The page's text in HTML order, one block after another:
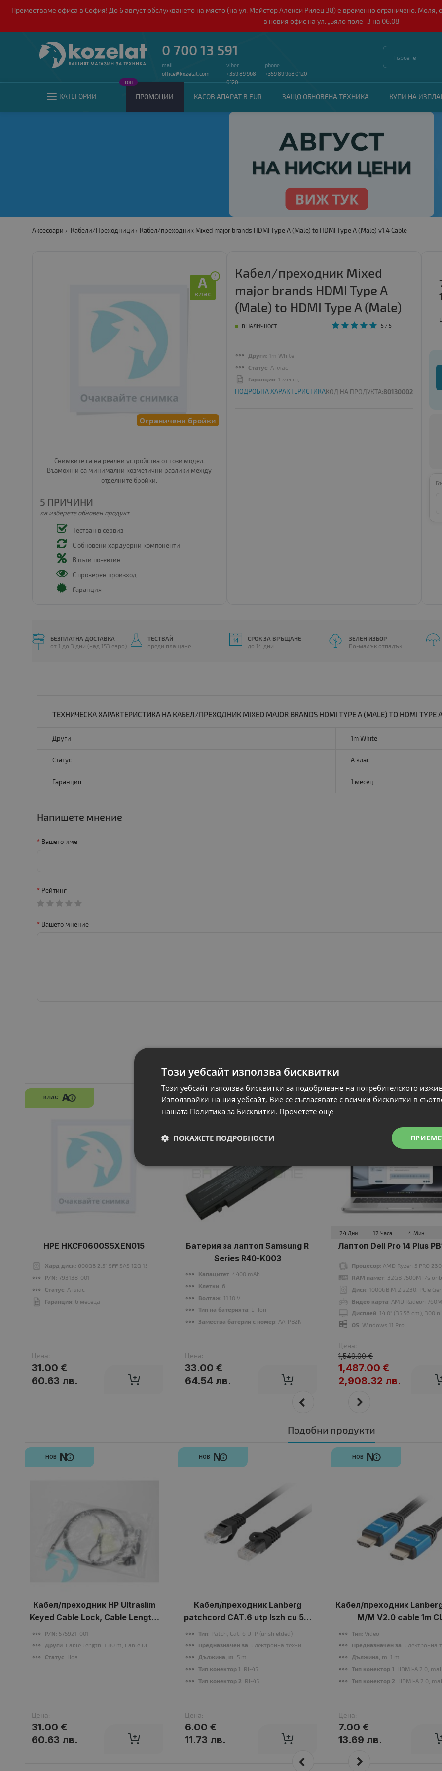
Преместваме офиса в София! До 6 август обслужването на място (на ул. Майстор Алекси Рилец 38) е временно ограничено.
в новия офис на ул. „Бяло поле“ 3 на 06.08
0 700 13 591
mail
office@kozelat.com
viber
+359 89 968
0120
phone
+359 89 968 0120
КАТЕГОРИИ ПРОМОЦИИ
ТОП
КАСОВ АПАРАТ В EUR ЗАЩО ОБНОВЕНА ТЕХНИКА КУПИ НА
Аксесоари Кабели/Преходници Кабел/преходник Mixed major brands HDMI Type A (Male) to HDMI Type A (Male) v1.4 Cable
Ограничени бройки
?
A
клас
Снимките са на реални устройства от този модел.
Възможни са минимални козметични разлики между
отделните бройки.
5 ПРИЧИНИ
да изберете обновен продукт
Тестван в сервиз
С обновени хардуерни компоненти
В пъти по-евтин
С проверен произход
Гаранция
Кабел/преходник Mixed
major brands HDMI Type A
(Male) to HDMI Type A (Male)
v1.4 Cable | ID - 134763
В НАЛИЧНОСТ 5 / 5
Други: 1m White
Статус: A клас
Гаранция: 1 месец
ПОДРОБНА ХАРАКТЕРИСТИКАКОД НА ПРОДУКТА:80130002
БЕЗПЛАТНА ДОСТАВКА
от 1 до 3 дни (над 153 евро)
ТЕСТВАЙ
преди плащане
СРОК ЗА ВРЪЩАНЕ
до 14 дни
ЗЕЛЕН ИЗБОР
По-малък отпадък
ТЕХНИЧЕСКА ХАРАКТЕРИСТИКА НА КАБЕЛ/ПРЕХОДНИК MIXED MAJOR BRANDS HDMI TYPE A (MALE) TO HDMI TYPE A
Други 1m White
Статус A клас
Гаранция 1 месец
Напишете мнение
Вашето име
Рейтинг
Вашето мнение
Свързани продукти
КЛАС A
HPE HKCF0600S5XEN015
Хард диск: 600GB 2.5" SFF SAS 12G 15000 rpm
P/N: 793138-001
Статус: A клас
Гаранция: 6 месеца
Цена:
31.00 €
60.63 лв.
НОВ N
Батерия за лаптоп Samsung R
Series R40-K003
Капацитет: 4400 mAh
Клетки: 6
Волтаж: 11.10 V
Тип на батерията: Li-Ion
Замества батерии с номер: AA-PB2NC6B, AA-PB2NC6B/E, AA-PB4NC6B, AA-PB4NC6B/E,
Цена:
33.00 €
64.54 лв.
НОВ N
24 Дни 12 Часа 4 Мин
Лаптоп Dell Pro 14 Plus
Процесор: AMD Ryzen 5 PRO
RAM памет: 32GB 7500MT/s
Диск: 1000GB M.2 2230, PCIe
Видео карта: AMD Radeon 760M
Дисплей: 14.0" (35.56 cm), 300
OS: Windows 11 Pro
Цена:
1,549.00 €
1,487.00 €
2,908.32 лв.
Подобни продукти
НОВ N
Кабел/преходник HP Ultraslim
Keyed Cable Lock, Cable Length:
1.80 m; Cable Diameter: 4.4 mm
P/N: 575921-001
Други: Cable Length: 1.80 m; Cable Diameter: 4.4 mm
Статус: Нов
Цена:
31.00 €
60.63 лв.
НОВ N
Кабел/преходник Lanberg
patchcord CAT.6 utp lszh cu 5m
black fluke passed
Тип: Patch, Cat. 6 UTP (unshielded)
Предназначен за: Електронна техника
Дължина, m: 5 m
Тип конектор 1: RJ-45
Тип конектор 2: RJ-45
Цена:
6.00 €
11.73 лв.
НОВ N
Кабел/преходник
M/M V2.0 cable 1m
Тип: Video
Предназначен за: Електронна
Дължина, m: 1 m
Тип конектор 1: HDMI-A 2.0,
Тип конектор 2: HDMI-A 2.0,
Цена:
7.00 €
13.69 лв.
Този уебсайт използва бисквитки
Този уебсайт използва бисквитки за подобряване на потребителското
Използвайки нашия уебсайт, Вие се съгласявате с всички бисквитки в
нашата Политика за Бисквитки. Прочетете още
ПОКАЖЕТЕ ПОДРОБНОСТИ